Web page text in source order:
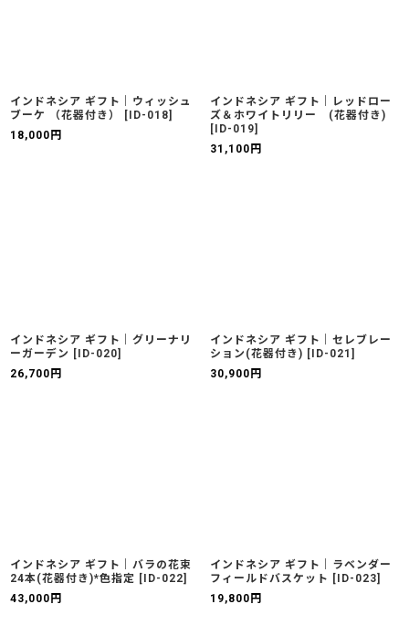
インドネシア ギフト｜ウィッシュ
ブーケ （花器付き）
[ ID-018]
18,000 円
インドネシア ギフト｜レッドロー
ズ＆ホワイトリリー (花器付き)
[ ID-019]
31,100 円
インドネシア ギフト｜グリーナリ
ーガーデン
[ ID-020]
26,700 円
インドネシア ギフト｜セレブレー
ション(花器付き) [ ID-021 ]
30,900 円
インドネシア ギフト｜バラの花束
24本(花器付き)*色指定 [ ID-022]
43,000 円
インドネシア ギフト｜ラベンダー
フィールドバスケット
[ ID-023]
19,800 円